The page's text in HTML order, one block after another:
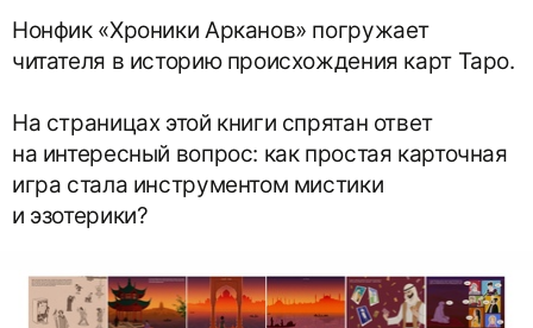
Нонфик «Хроники Арканов» погружает
читателя в историю происхождения карт Таро.
На страницах этой книги спрятан ответ
на интересный вопрос: как простая карточная
игра стала инструментом мистики
и эзотерики?